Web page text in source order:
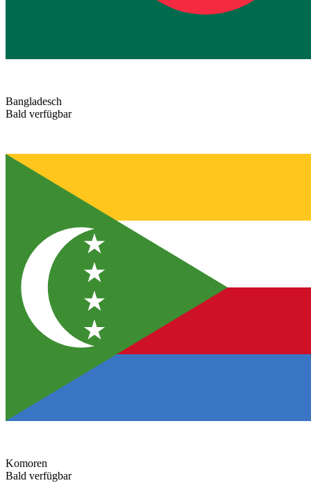
Bangladesch
Bald verfügbar
Komoren
Bald verfügbar